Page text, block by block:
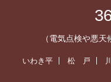
（電気点検や悪
いわき平 松 戸